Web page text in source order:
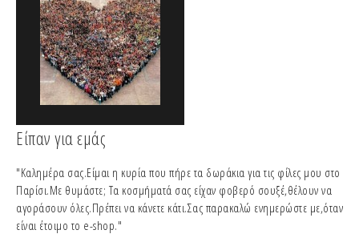
Είπαν για εμάς
"Καλημέρα σας.Είμαι η κυρία που πήρε τα δωράκια για τις φίλες μου στο
Παρίσι.Με θυμάστε; Τα κοσμήματά σας είχαν φοβερό σουξέ,θέλουν να
αγοράσουν όλες.Πρέπει να κάνετε κάτι.Σας παρακαλώ ενημερώστε με,όταν
είναι έτοιμο το e-shop."